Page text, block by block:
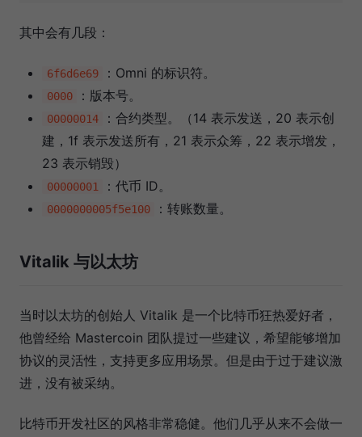
其中会有几段：
6f6d6e69 ：Omni 的标识符。
0000 ：版本号。
00000014
：合约类型。（14 表示发送，20 表示创
建，1f 表示发送所有，21 表示众筹，22 表示增发，
23 表示销毁）
00000001 ：代币 ID。
0000000005f5e100 ：转账数量。
Vitalik 与以太坊
当时以太坊的创始人 Vitalik 是一个比特币狂热爱好者，
他曾经给 Mastercoin 团队提过一些建议，希望能够增加
协议的灵活性，支持更多应用场景。但是由于过于建议激
进，没有被采纳。
比特币开发社区的风格非常稳健。他们几乎从来不会做一